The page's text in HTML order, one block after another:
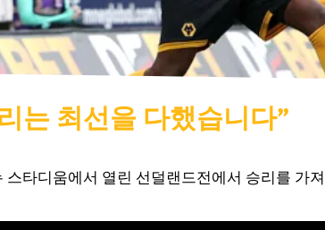
는 최선을 다했습니다”
스타디움에서 열린 선덜랜드전에서 승리를 가